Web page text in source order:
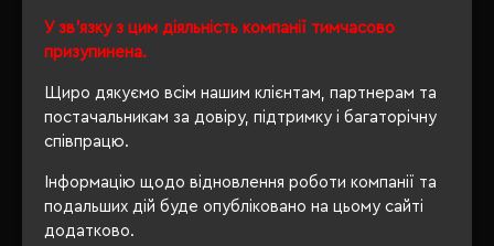
У зв'язку з цим діяльність компанії тимчасово
призупинена.
Щиро дякуємо всім нашим клієнтам, партнерам та
постачальникам за довіру, підтримку і багаторічну
співпрацю.
Інформацію щодо відновлення роботи компанії та
подальших дій буде опубліковано на цьому сайті
додатково.